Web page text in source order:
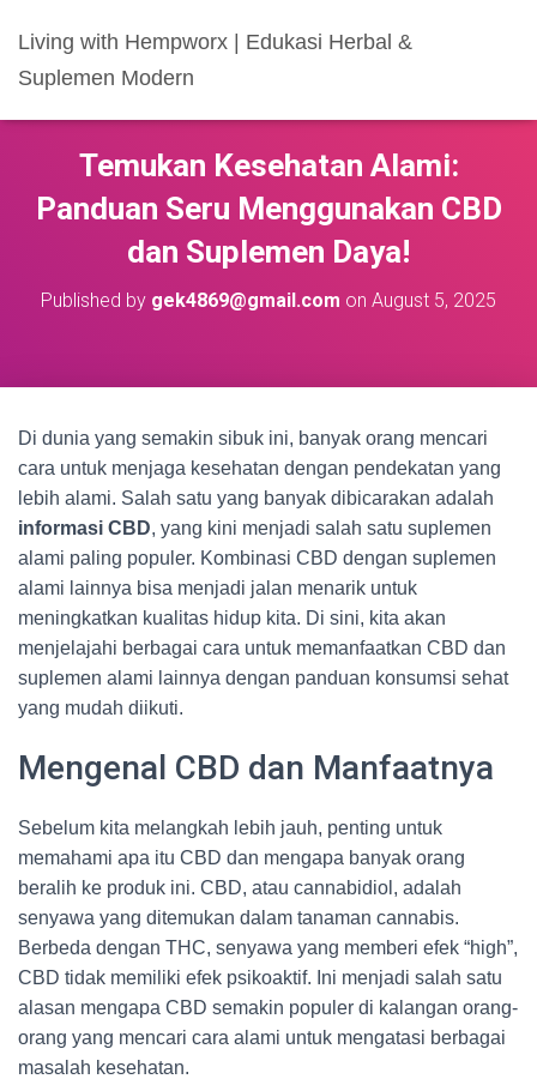
Living with Hempworx | Edukasi Herbal &
Suplemen Modern
Temukan Kesehatan Alami:
Panduan Seru Menggunakan CBD
dan Suplemen Daya!
Published by gek4869@gmail.com on August 5, 2025
Di dunia yang semakin sibuk ini, banyak orang mencari
cara untuk menjaga kesehatan dengan pendekatan yang
lebih alami. Salah satu yang banyak dibicarakan adalah
informasi CBD, yang kini menjadi salah satu suplemen
alami paling populer. Kombinasi CBD dengan suplemen
alami lainnya bisa menjadi jalan menarik untuk
meningkatkan kualitas hidup kita. Di sini, kita akan
menjelajahi berbagai cara untuk memanfaatkan CBD dan
suplemen alami lainnya dengan panduan konsumsi sehat
yang mudah diikuti.
Mengenal CBD dan Manfaatnya
Sebelum kita melangkah lebih jauh, penting untuk
memahami apa itu CBD dan mengapa banyak orang
beralih ke produk ini. CBD, atau cannabidiol, adalah
senyawa yang ditemukan dalam tanaman cannabis.
Berbeda dengan THC, senyawa yang memberi efek “high”,
CBD tidak memiliki efek psikoaktif. Ini menjadi salah satu
alasan mengapa CBD semakin populer di kalangan orang-
orang yang mencari cara alami untuk mengatasi berbagai
masalah kesehatan.